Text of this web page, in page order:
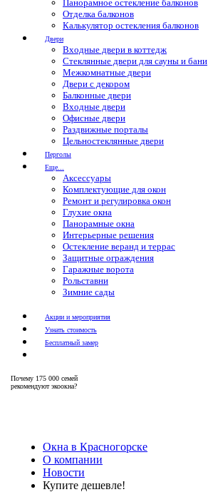
Панорамное остекление балконов
Отделка балконов
Калькулятор остекления балконов
Двери
Входные двери в коттедж
Стеклянные двери для сауны и бани
Межкомнатные двери
Двери с декором
Балконные двери
Входные двери
Офисные двери
Раздвижные порталы
Цельностеклянные двери
Перголы
Еще...
Аксессуары
Комплектующие для окон
Ремонт и регулировка окон
Глухие окна
Панорамные окна
Интерьерные решения
Остекление веранд и террас
Защитные ограждения
Гаражные ворота
Рольставни
Зимние сады
Акции и мероприятия
Узнать стоимость
Бесплатный замер
Почему 175 000 семей
рекомендуют экоокна?
Окна в Красногорске
О компании
Новости
Купите дешевле!